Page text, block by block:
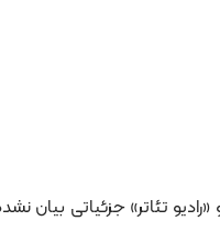
تئاتر» جزئیاتی بیان